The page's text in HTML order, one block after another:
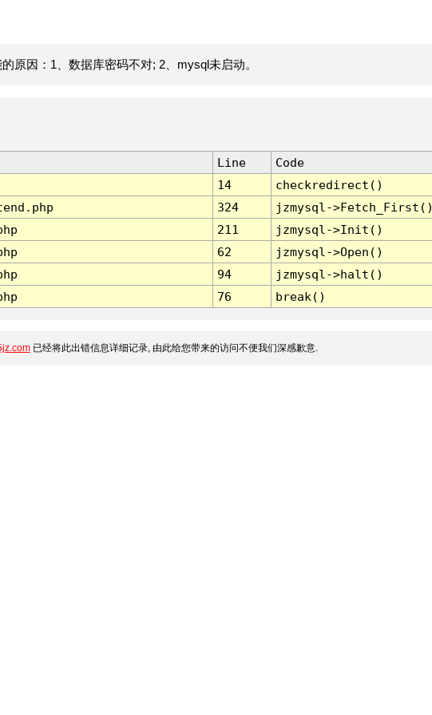
原因：1、数据库密码不对; 2、mysql未启动。
Line
Code
14
checkredirect()
324
jzmysql-
211
jzmysql->Init()
62
jzmysql->Open()
94
jzmysql->halt()
76 break()
已经将此出错信息详细记录, 由此给您带来的访问不便我们深感歉意.